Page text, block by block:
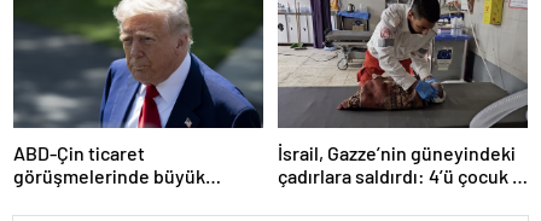
ABD-Çin ticaret
görüşmelerinde büyük
İsrail, Gazze’nin güneyindeki
çadırlara saldırdı: 4’ü çocuk 8